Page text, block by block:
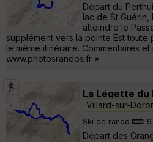
Départ du
lac de St
atteindre le
supplément vers la pointe Est
le même itinéraire. Commentaires et
www.photosrandos.fr »
La Légette
Villard-sur-
Ski de rando
Départ des